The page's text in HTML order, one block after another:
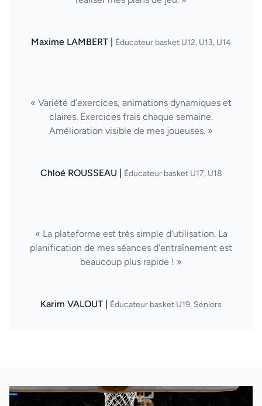
Maxime LAMBERT | Éducateur basket U12, U13, U14
« Variété d’exercices, animations dynamiques et
claires. Exercices frais chaque semaine.
Amélioration visible de mes joueuses. »
Chloé ROUSSEAU | Éducateur basket U17, U18
« La plateforme est très simple d'utilisation. La
planification de mes séances d'entraînement est
beaucoup plus rapide ! »
Karim VALOUT | Éducateur basket U19, Séniors